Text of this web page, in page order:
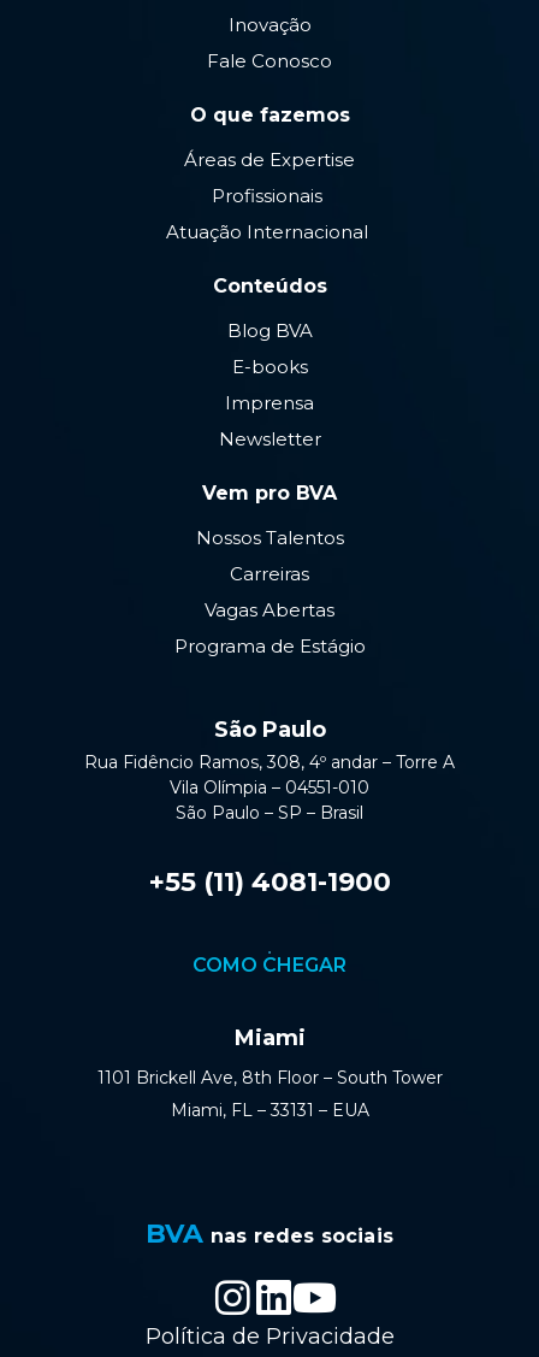
Inovação
Fale Conosco
O que fazemos
Áreas de Expertise
Profissionais
Atuação Internacional
Conteúdos
Blog BVA
E-books
Imprensa
Newsletter
Vem pro BVA
Nossos Talentos
Carreiras
Vagas Abertas
Programa de Estágio
São Paulo
Rua Fidêncio Ramos, 308, 4º andar – Torre A
Vila Olímpia – 04551-010
São Paulo – SP – Brasil
+55 (11) 4081-1900
COMO CHEGAR
Miami
1101 Brickell Ave, 8th Floor – South Tower
Miami, FL – 33131 – EUA
BVA nas redes sociais
Política de Privacidade